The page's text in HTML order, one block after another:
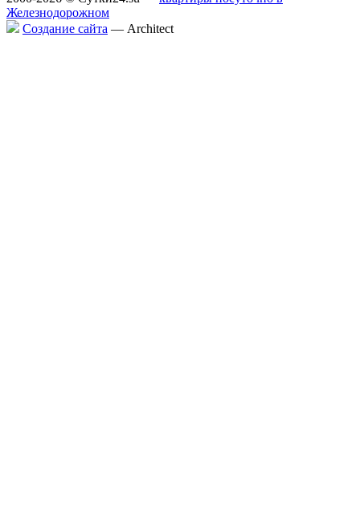
Железнодорожном
Создание сайта — Аrchitect